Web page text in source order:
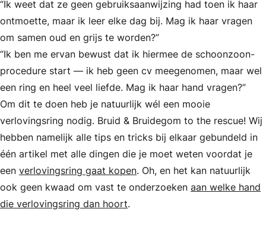
“Ik weet dat ze geen gebruiksaanwijzing had toen ik haar
ontmoette, maar ik leer elke dag bij. Mag ik haar vragen
om samen oud en grijs te worden?”
“Ik ben me ervan bewust dat ik hiermee de schoonzoon-
procedure start — ik heb geen cv meegenomen, maar wel
een ring en heel veel liefde. Mag ik haar hand vragen?”
Om dit te doen heb je natuurlijk wél een mooie
verlovingsring nodig. Bruid & Bruidegom to the rescue! Wij
hebben namelijk alle tips en tricks bij elkaar gebundeld in
één artikel met alle dingen die je moet weten voordat je
een verlovingsring gaat kopen. Oh, en het kan natuurlijk
ook geen kwaad om vast te onderzoeken aan welke hand
die verlovingsring dan hoort.